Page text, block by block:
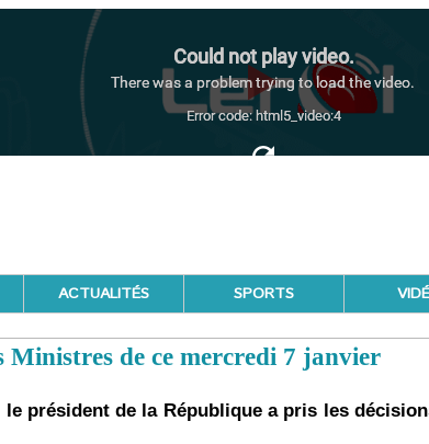
ACTUALITÉS SPORTS
Ministres de ce mercredi 7 janvier
président de la République a pris les